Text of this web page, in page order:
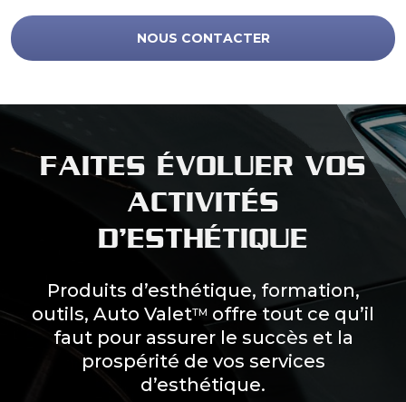
NOUS CONTACTER
FAITES ÉVOLUER VOS
ACTIVITÉS
D’ESTHÉTIQUE
Produits d’esthétique, formation,
outils, Auto ValetTM offre tout ce qu’il
faut pour assurer le succès et la
prospérité de vos services
d’esthétique.